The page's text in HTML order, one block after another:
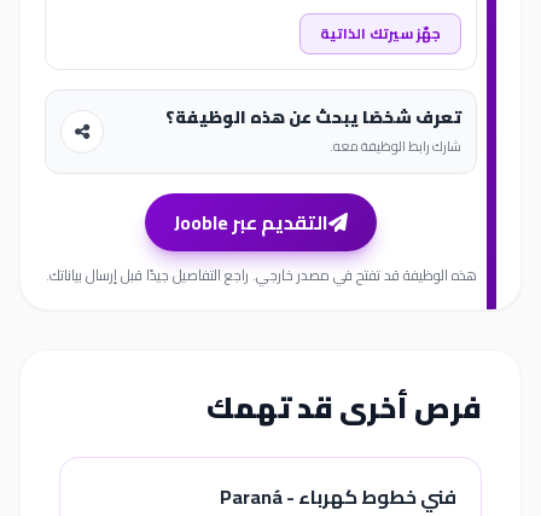
جهّز سيرتك الذاتية
تعرف شخصًا يبحث عن هذه الوظيفة؟
شارك رابط الوظيفة معه.
التقديم عبر Jooble
هذه الوظيفة قد تفتح في مصدر خارجي. راجع التفاصيل جيدًا قبل إرسال بياناتك.
فرص أخرى قد تهمك
فني خطوط كهرباء - Paraná